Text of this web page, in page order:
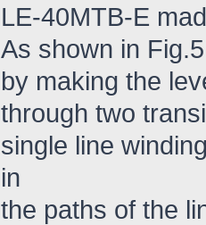
LE-40MTB-E
As shown in
by making the
through two
single line
in
the paths of the